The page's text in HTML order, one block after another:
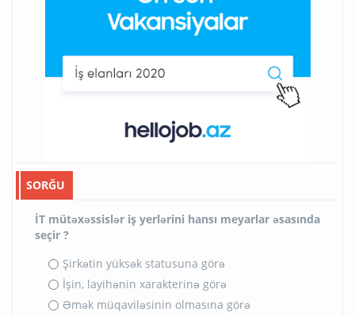
SORĞU
İT mütəxəssislər iş yerlərini hansı meyarlar əsasında
seçir ?
Şirkətin yüksək statusuna görə
İşin, layihənin xarakterinə görə
Əmək müqaviləsinin olmasına görə